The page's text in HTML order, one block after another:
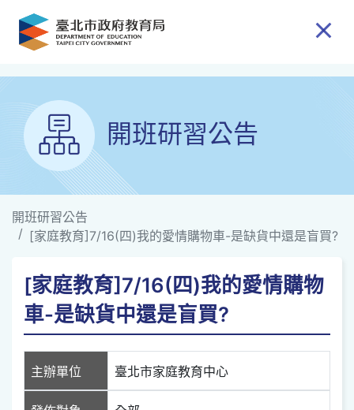
跳到主要內容
開班研習公告
開班研習公告
[家庭教育]7/16(四)我的愛情購物車-是缺貨中還是盲買?
[家庭教育]7/16(四)我的愛情購物
車-是缺貨中還是盲買?
主辦單位 臺北市家庭教育中心